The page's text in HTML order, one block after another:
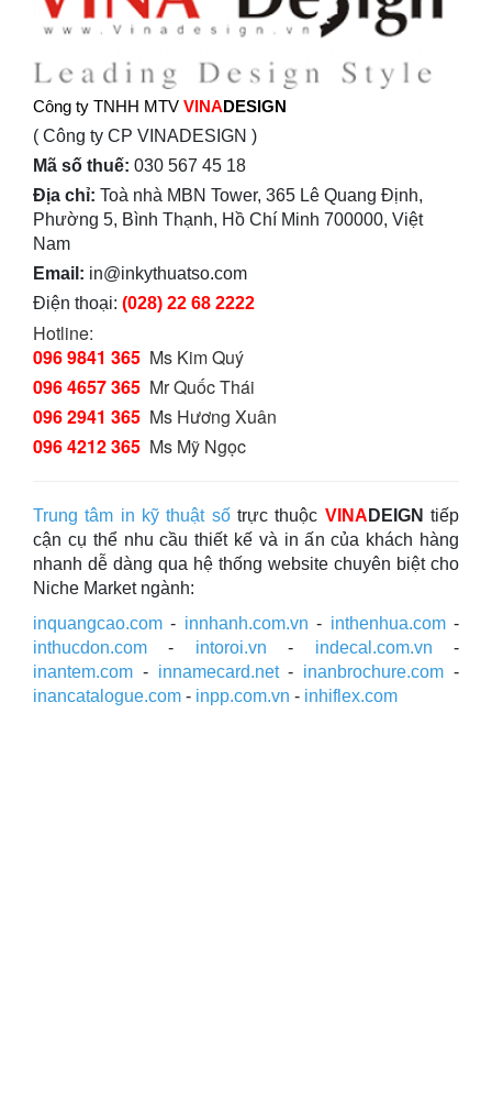
Công ty TNHH MTV VINADESIGN
( Công ty CP VINADESIGN )
Mã số thuế: 030 567 45 18
Địa chỉ: Toà nhà MBN Tower, 365 Lê Quang Định,
Phường 5, Bình Thạnh, Hồ Chí Minh 700000, Việt
Nam
Email: in@inkythuatso.com
Điện thoại: (028) 22 68 2222
Hotline:
096 9841 365 Ms Kim Quý
096 4657 365 Mr Quốc Thái
096 2941 365 Ms Hương Xuân
096 4212 365 Ms Mỹ Ngọc
Trung tâm in kỹ thuật sốtrực thuộc VINA DEIGN tiếp
cận cụ thể nhu cầu thiết kế và in ấn của khách hàng
nhanh dễ dàng qua hệ thống website chuyên biệt cho
Niche Market ngành:
inquangcao.com - innhanh.com.vn - inthenhua.com-
inthucdon.com - intoroi.vn - indecal.com.vn -
inantem.com - innamecard.net- inanbrochure.com -
inancatalogue.com - inpp.com.vn - inhiflex.com